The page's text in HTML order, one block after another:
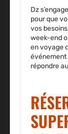
Dz
pour que
vos
week-end
en voyage
événement
répondre